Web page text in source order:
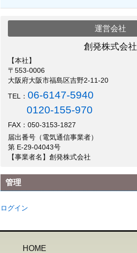
運営会社
創発株式会社
【本社】
〒553-0006
大阪府大阪市福島区吉野2-11-20
TEL：06-6147-5940
0120-155-970
FAX：050-3153-1827
届出番号（電気通信事業者）
第 E-29-04043号
【事業者名】創発株式会社
管理
ログイン
HOME